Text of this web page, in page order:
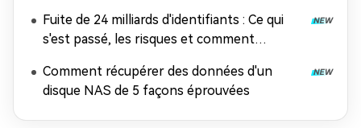
Fuite de 24 milliards d'identifiants : Ce qui
s'est passé, les risques et comment
Comment récupérer des données d'un
disque NAS de 5 façons éprouvées